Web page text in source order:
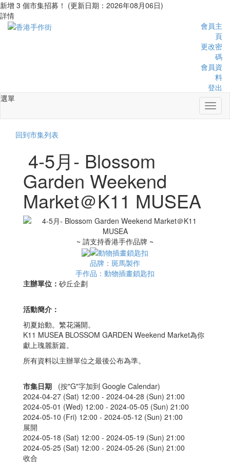
新增 3 個市集招募！ (更新日期：2026年08月06日)
詳情
會員主
頁
更改密
碼
會員資
料
登出
選單
回到市集列表
4-5月- Blossom
Garden Weekend
Market＠K11 MUSEA
~ 請支持香港手作品牌 ~
品牌：斑馬製作
手作品：動物插畫鎖匙扣
主辦單位： 砂丘企劃
活動簡介：
初夏始動。繁花滿開。
K11 MUSEA BLOSSOM GARDEN Weekend Market為你
獻上瑰麗新篇。
所有資料以主辦單位之最後公布為準。
市集日期
(按"G"字加到 Google Calendar)
2024-04-27 (Sat) 12:00 - 2024-04-28 (Sun) 21:00
2024-05-01 (Wed) 12:00 - 2024-05-05 (Sun) 21:00
2024-05-10 (Fri) 12:00 - 2024-05-12 (Sun) 21:00
展開
2024-05-18 (Sat) 12:00 - 2024-05-19 (Sun) 21:00
2024-05-25 (Sat) 12:00 - 2024-05-26 (Sun) 21:00
收合